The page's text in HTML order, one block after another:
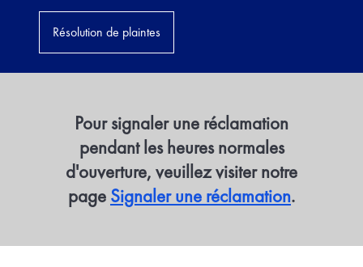
Résolution de plaintes
Pour signaler une réclamation
pendant les heures normales
d'ouverture, veuillez visiter notre
page Signaler une réclamation.